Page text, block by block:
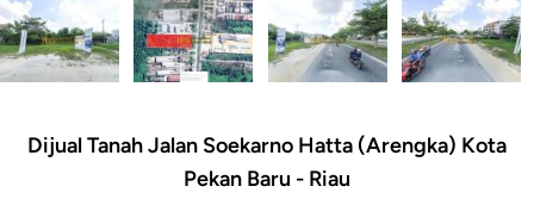
Dijual Tanah Jalan Soekarno Hatta (Arengka) Kota
Pekan Baru - Riau